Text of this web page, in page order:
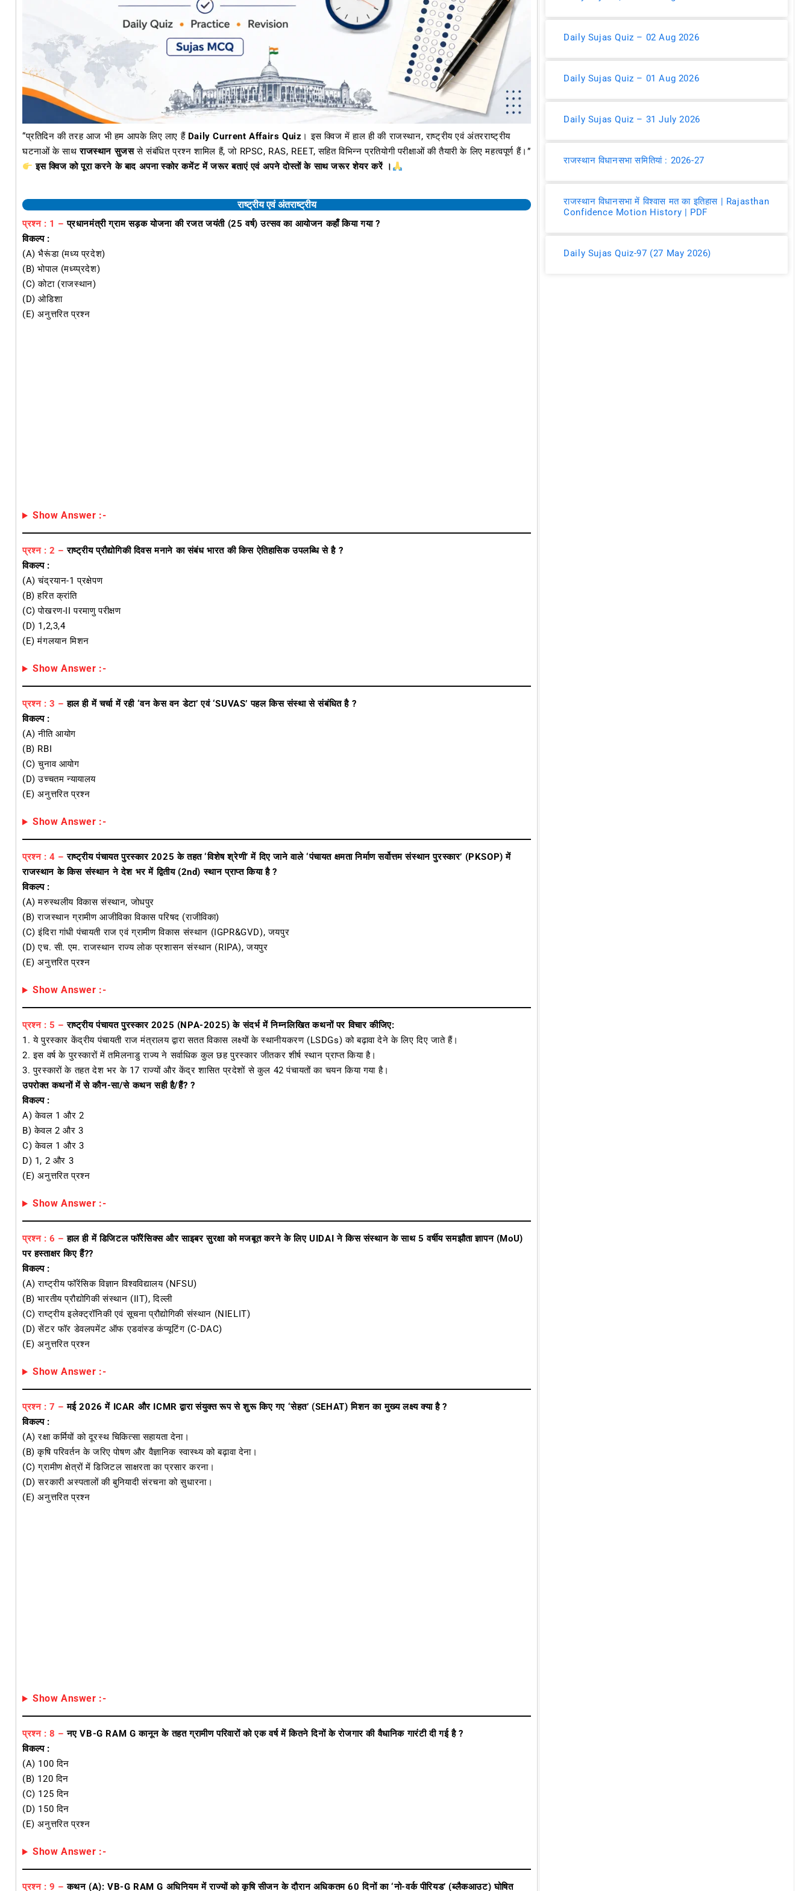
“प्रतिदिन की तरह आज भी हम आपके लिए लाए हैं Daily Current Affairs Quiz । इस क्विज में हाल ही की राजस्थान, राष्ट्रीय एवं अंतरराष्ट्रीय
घटनाओं के साथराजस्थान सुजससे संबंधित प्रश्न शामिल हैं, जो RPSC, RAS, REET, सहित विभिन्न प्रतियोगी परीक्षाओं की तैयारी के लिए महत्वपूर्ण हैं।”
इस क्विज को पूरा करने के बाद अपना स्कोर कमेंट में जरूर बताएं एवं अपने दोस्तों के साथ जरूर शेयर करें ।
राष्ट्रीय एवं अंतराष्ट्रीय
प्रश्न : 1 – प्रधानमंत्री ग्राम सड़क योजना की रजत जयंती (25 वर्ष) उत्सव का आयोजन कहाँ किया गया ?
विकल्प :
(A) भैरूंडा (मध्य प्रदेश)
(B) भोपाल (मध्य्प्रदेश)
(C) कोटा (राजस्थान)
(D) ओडिशा
(E) अनुत्तरित प्रश्न
Show Answer :-
प्रश्न : 2 – राष्ट्रीय प्रौद्योगिकी दिवस मनाने का संबंध भारत की किस ऐतिहासिक उपलब्धि से है ?
विकल्प :
(A) चंद्रयान-1 प्रक्षेपण
(B) हरित क्रांति
(C) पोखरण-II परमाणु परीक्षण
(D) 1,2,3,4
(E) मंगलयान मिशन
Show Answer :-
प्रश्न : 3 – हाल ही में चर्चा में रही ‘वन केस वन डेटा’ एवं ‘SUVAS’ पहल किस संस्था से संबंधित है ?
विकल्प :
(A) नीति आयोग
(B) RBI
(C) चुनाव आयोग
(D) उच्चतम न्यायालय
(E) अनुत्तरित प्रश्न
Show Answer :-
प्रश्न : 4 – राष्ट्रीय पंचायत पुरस्कार 2025 के तहत ‘विशेष श्रेणी’ में दिए जाने वाले ‘पंचायत क्षमता निर्माण सर्वोत्तम संस्थान पुरस्कार’ (PKSOP) में
राजस्थान के किस संस्थान ने देश भर में द्वितीय (2nd) स्थान प्राप्त किया है ?
विकल्प :
(A) मरुस्थलीय विकास संस्थान, जोधपुर
(B) राजस्थान ग्रामीण आजीविका विकास परिषद (राजीविका)
(C) इंदिरा गांधी पंचायती राज एवं ग्रामीण विकास संस्थान (IGPR&GVD), जयपुर
(D) एच. सी. एम. राजस्थान राज्य लोक प्रशासन संस्थान (RIPA), जयपुर
(E) अनुत्तरित प्रश्न
Show Answer :-
प्रश्न : 5 – राष्ट्रीय पंचायत पुरस्कार 2025 (NPA-2025) के संदर्भ में निम्नलिखित कथनों पर विचार कीजिए:
1. ये पुरस्कार केंद्रीय पंचायती राज मंत्रालय द्वारा सतत विकास लक्ष्यों के स्थानीयकरण (LSDGs) को बढ़ावा देने के लिए दिए जाते हैं।
2. इस वर्ष के पुरस्कारों में तमिलनाडु राज्य ने सर्वाधिक कुल छह पुरस्कार जीतकर शीर्ष स्थान प्राप्त किया है।
3. पुरस्कारों के तहत देश भर के 17 राज्यों और केंद्र शासित प्रदेशों से कुल 42 पंचायतों का चयन किया गया है।
उपरोक्त कथनों में से कौन-सा/से कथन सही है/हैं? ?
विकल्प :
A) केवल 1 और 2
B) केवल 2 और 3
C) केवल 1 और 3
D) 1, 2 और 3
(E) अनुत्तरित प्रश्न
Show Answer :-
प्रश्न : 6 – हाल ही में डिजिटल फॉरेंसिक्स और साइबर सुरक्षा को मजबूत करने के लिए UIDAI ने किस संस्थान के साथ 5 वर्षीय समझौता ज्ञापन (MoU)
पर हस्ताक्षर किए हैं??
विकल्प :
(A) राष्ट्रीय फॉरेंसिक विज्ञान विश्वविद्यालय (NFSU)
(B) भारतीय प्रौद्योगिकी संस्थान (IIT), दिल्ली
(C) राष्ट्रीय इलेक्ट्रॉनिकी एवं सूचना प्रौद्योगिकी संस्थान (NIELIT)
(D) सेंटर फॉर डेवलपमेंट ऑफ एडवांस्ड कंप्यूटिंग (C-DAC)
(E) अनुत्तरित प्रश्न
Show Answer :-
प्रश्न : 7 – मई 2026 में ICAR और ICMR द्वारा संयुक्त रूप से शुरू किए गए ‘सेहत’ (SEHAT) मिशन का मुख्य लक्ष्य क्या है ?
विकल्प :
(A) रक्षा कर्मियों को दूरस्थ चिकित्सा सहायता देना।
(B) कृषि परिवर्तन के जरिए पोषण और वैज्ञानिक स्वास्थ्य को बढ़ावा देना।
(C) ग्रामीण क्षेत्रों में डिजिटल साक्षरता का प्रसार करना।
(D) सरकारी अस्पतालों की बुनियादी संरचना को सुधारना।
(E) अनुत्तरित प्रश्न
Show Answer :-
प्रश्न : 8 – नए VB-G RAM G कानून के तहत ग्रामीण परिवारों को एक वर्ष में कितने दिनों के रोजगार की वैधानिक गारंटी दी गई है ?
विकल्प :
(A) 100 दिन
(B) 120 दिन
(C) 125 दिन
(D) 150 दिन
(E) अनुत्तरित प्रश्न
Show Answer :-
प्रश्न : 9 – कथन (A): VB-G RAM G अधिनियम में राज्यों को कृषि सीजन के दौरान अधिकतम 60 दिनों का ‘नो-वर्क पीरियड’ (ब्लैकआउट) घोषित
Daily Sujas Quiz – 02 Aug 2026
Daily Sujas Quiz – 01 Aug 2026
Daily Sujas Quiz – 31 July 2026
राजस्थान विधानसभा समितियां : 2026-27
राजस्थान विधानसभा में विश्वास मत का इतिहास | Rajasthan
Confidence Motion History | PDF
Daily Sujas Quiz-97 (27 May 2026)